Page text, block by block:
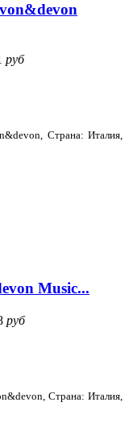
руб
Страна: Италия,
Music...
руб
Страна: Италия,